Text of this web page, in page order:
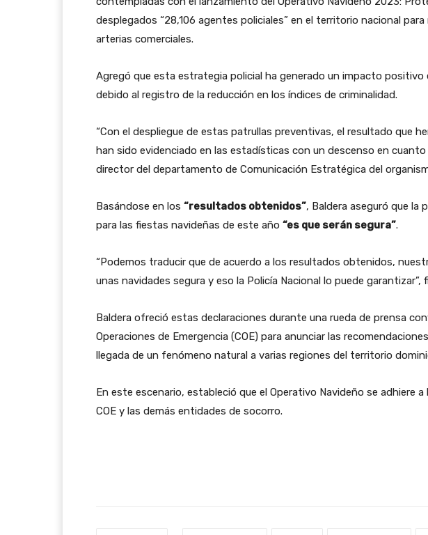
desplegados “28,106 agentes policiales” en el territorio nacional
arterias comerciales.
Agregó que esta estrategia policial ha generado un impacto positivo
debido al registro de la reducción en los índices de criminalidad.
“Con el despliegue de estas patrullas preventivas, el resultado que
han sido evidenciado en las estadísticas con un descenso en cuanto
director del departamento de Comunicación Estratégica del
Basándose en los “resultados obtenidos”, Baldera aseguró que la
para las fiestas navideñas de este año “es que serán segura”.
“Podemos traducir que de acuerdo a los resultados obtenidos,
unas navidades segura y eso la Policía Nacional lo puede garantizar”,
Baldera ofreció estas declaraciones durante una rueda de prensa
Operaciones de Emergencia (COE) para anunciar las
llegada de un fenómeno natural a varias regiones del territorio
En este escenario, estableció que el Operativo Navideño se adhiere
COE y las demás entidades de socorro.